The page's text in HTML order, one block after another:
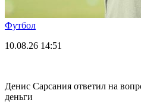
Футбол
10.08.26 14:51
Денис Сарсания ответил на
деньги